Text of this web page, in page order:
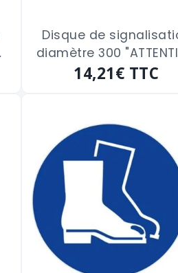
Disque de
diamètre 300
SORTIE DE CAMION"
14,21€ TTC